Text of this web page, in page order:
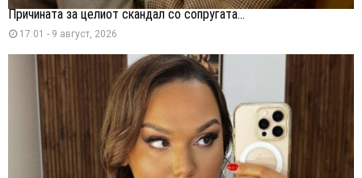
Причината за целиот скандал со сопругата...
17:01 - 9 август, 2026